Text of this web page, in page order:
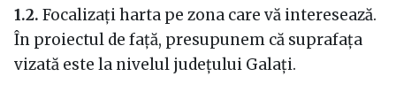
1.2. Focalizați harta pe zona care vă interesează.
În proiectul de față, presupunem că suprafața
vizată este la nivelul județului Galați.